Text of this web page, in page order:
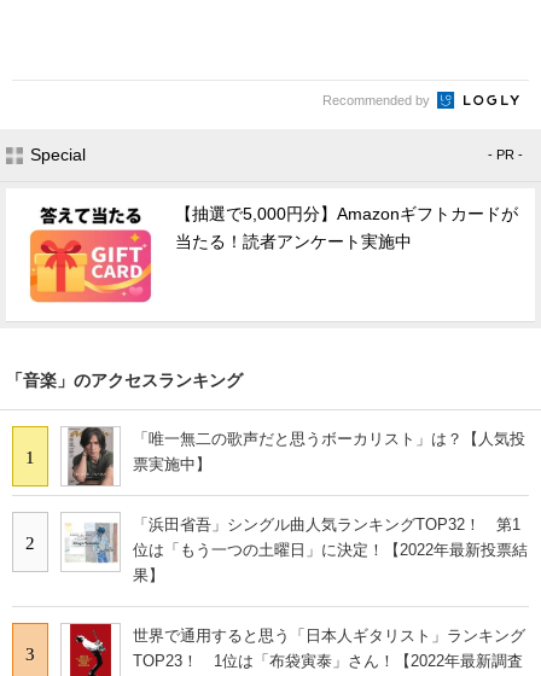
Recommended by
Special - PR -
【抽選で5,000円分】Amazonギフトカードが
当たる！読者アンケート実施中
「音楽」のアクセスランキング
1
「唯一無二の歌声だと思うボーカリスト」は？【人気投
票実施中】
2
「浜田省吾」シングル曲人気ランキングTOP32！ 第1
位は「もう一つの土曜日」に決定！【2022年最新投票結
果】
3
世界で通用すると思う「日本人ギタリスト」ランキング
TOP23！ 1位は「布袋寅泰」さん！【2022年最新調査